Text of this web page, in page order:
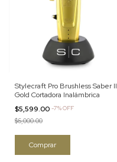
Stylecraft Pro Brushless Saber II
Gold Cortadora Inalámbrica
$5,599.00 -7%OFF
$6,000.00